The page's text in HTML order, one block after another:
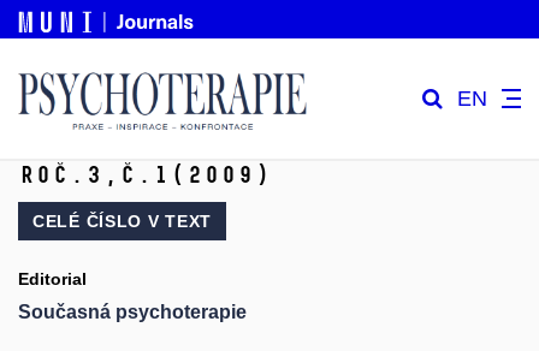
EN
Roč.3, č.1 (2009)
CELÉ ČÍSLO VTEXT
Editorial
Současná psychoterapie